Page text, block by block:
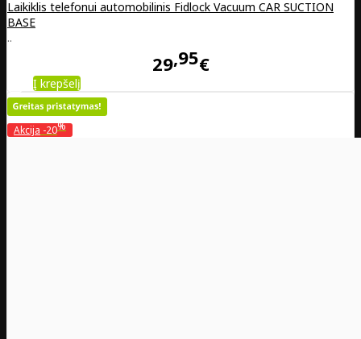
Laikiklis telefonui automobilinis Fidlock Vacuum CAR SUCTION
BASE
..
29 95€
Į krepšelį
Akcija -20%